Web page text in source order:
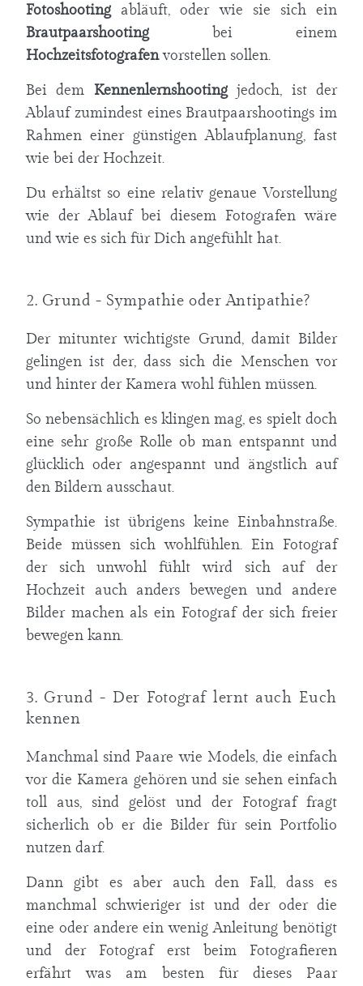
Fotoshooting abläuft, oder wie sie sich ein
Brautpaarshooting bei einem
Hochzeitsfotografenvorstellen sollen.
Bei dem Kennenlernshootingjedoch, ist der
Ablauf zumindest eines Brautpaarshootings im
Rahmen einer günstigen Ablaufplanung, fast
wie bei der Hochzeit.
Du erhältst so eine relativ genaue Vorstellung
wie der Ablauf bei diesem Fotografen wäre
und wie es sich für Dich angefühlt hat.
2. Grund - Sympathie oder Antipathie?
Der mitunter wichtigste Grund, damit Bilder
gelingen ist der, dass sich die Menschen vor
und hinter der Kamera wohl fühlen müssen.
So nebensächlich es klingen mag, es spielt doch
eine sehr große Rolle ob man entspannt und
glücklich oder angespannt und ängstlich auf
den Bildern ausschaut.
Sympathie ist übrigens keine Einbahnstraße.
Beide müssen sich wohlfühlen. Ein Fotograf
der sich unwohl fühlt wird sich auf der
Hochzeit auch anders bewegen und andere
Bilder machen als ein Fotograf der sich freier
bewegen kann.
3. Grund - Der Fotograf lernt auch Euch
kennen
Manchmal sind Paare wie Models, die einfach
vor die Kamera gehören und sie sehen einfach
toll aus, sind gelöst und der Fotograf fragt
sicherlich ob er die Bilder für sein Portfolio
nutzen darf.
Dann gibt es aber auch den Fall, dass es
manchmal schwieriger ist und der oder die
eine oder andere ein wenig Anleitung benötigt
und der Fotograf erst beim Fotografieren
erfährt was am besten für dieses Paar